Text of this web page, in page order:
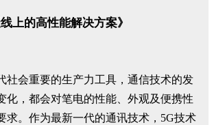
上的高性能解决方案》
社会重要的生产力工具，通信技术的发
化，都会对笔电的性能、外观及便携性
求。作为最新一代的通讯技术，5G技术